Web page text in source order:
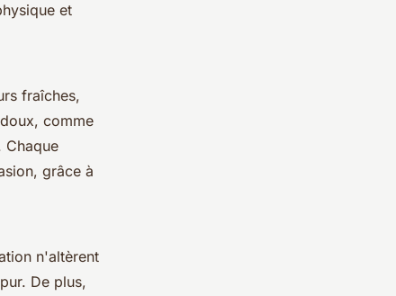
et
fraîches,
comme
Chaque
grâce à
n'altèrent
De plus,